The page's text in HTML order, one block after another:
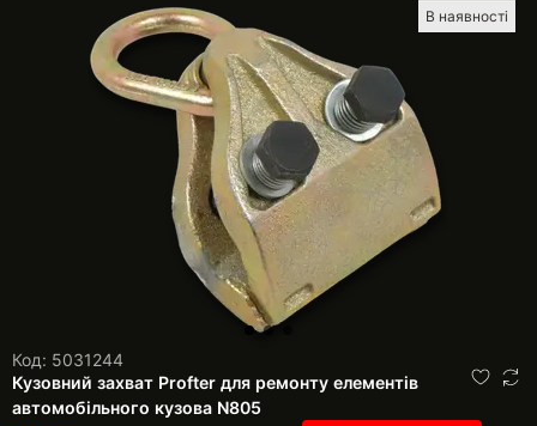
В наявності
Код: 5031244
Кузовний захват Profter для ремонту елементів
автомобільного кузова N805